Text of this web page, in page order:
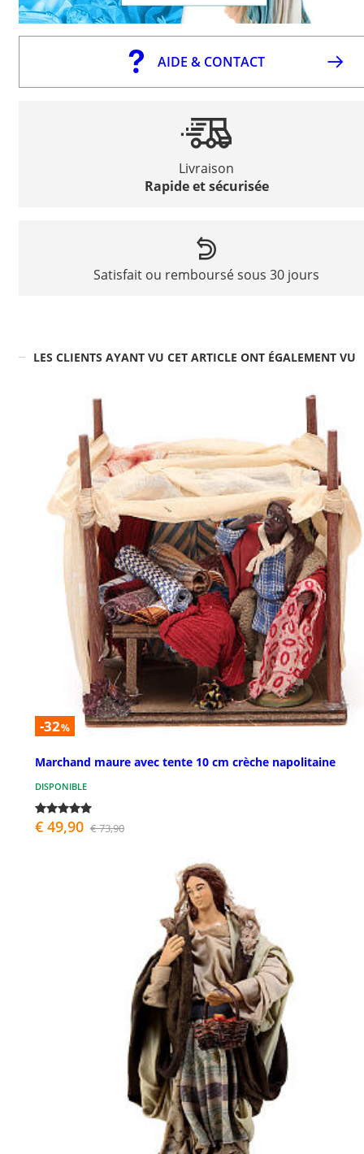
AIDE & CONTACT
Livraison
Rapide et sécurisée
Satisfait ou remboursé sous 30 jours
LES CLIENTS AYANT VU CET ARTICLE ONT ÉGALEMENT VU
-32%
Marchand maure avec tente 10 cm crèche napolitaine
DISPONIBLE
€ 49,90 € 73,90